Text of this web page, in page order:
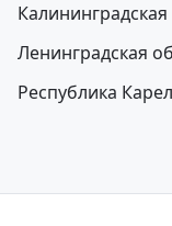
Ленинградская
Республика